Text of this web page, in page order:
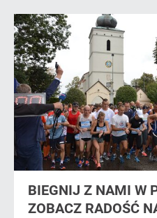
BIEGNIJ Z NAMI W
ZOBACZ RADOŚĆ